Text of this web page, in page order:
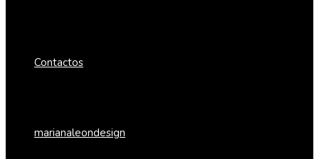
Contactos
marianaleondesign